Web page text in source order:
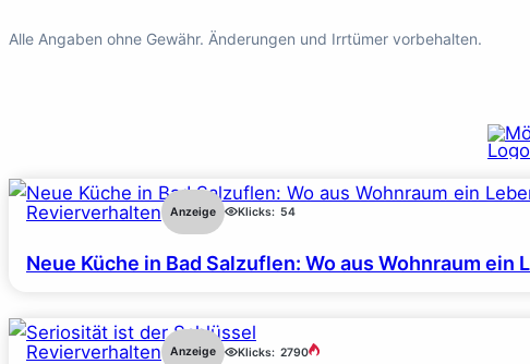
Alle Angaben ohne Gewähr. Änderungen und Irrtümer vorbehalten.
Revierverhalten Anzeige Klicks: 54
Neue Küche in Bad Salzuflen: Wo aus Wohnraum ein
Revierverhalten Anzeige Klicks: 2790